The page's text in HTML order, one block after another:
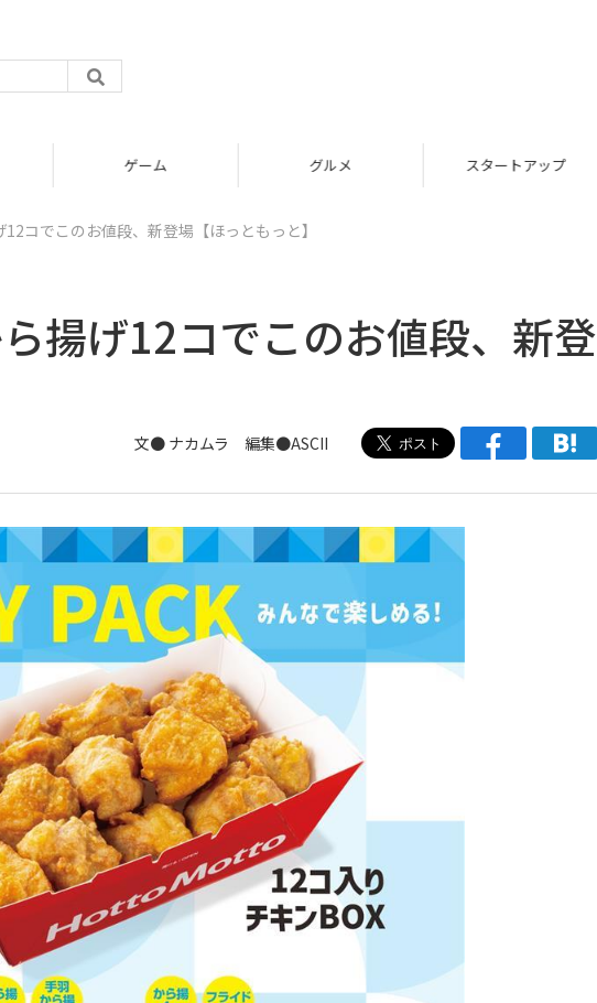
スタートアップ
コでこのお値段、新登場【ほっともっと】
揚げ12コでこのお値段、新登
文● ナカムラ 編集●ASCII